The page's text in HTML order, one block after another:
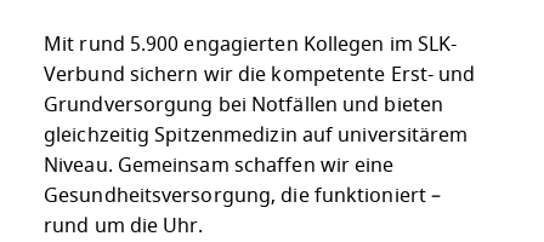
Mit rund 5.900 engagierten Kollegen im SLK-
Verbund sichern wir die kompetente Erst- und
Grundversorgung bei Notfällen und bieten
gleichzeitig Spitzenmedizin auf universitärem
Niveau. Gemeinsam schaffen wir eine
Gesundheitsversorgung, die funktioniert –
rund um die Uhr.